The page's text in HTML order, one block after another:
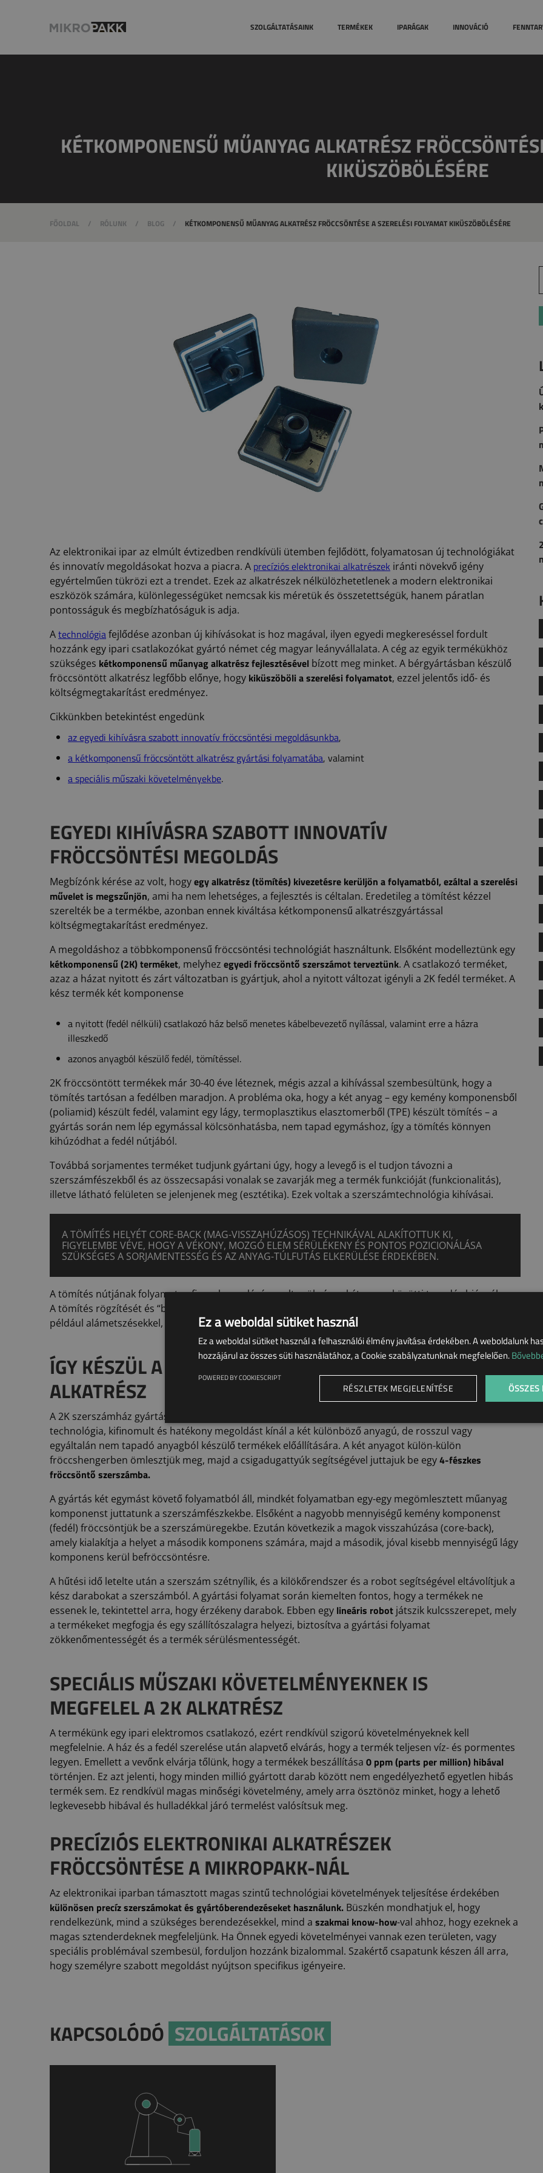
SZOLGÁLTATÁSAINK
TERMÉKEK
IPARÁGAK INNOVÁCIÓ
Díjaink
KÉTKOMPONENSŰ MŰANYAG ALKATRÉSZ
KIKÜSZÖBÖLÉSÉRE
FŐOLDAL / RÓLUNK / BLOG / KÉTKOMPONENSŰ MŰANYAG ALKATRÉSZ FRÖCCSÖNTÉSE A SZERELÉSI FOLYAMAT KIKÜSZÖBÖLÉSÉRE
Az elektronikai ipar az elmúlt évtizedben rendkívüli ütemben fejlődött, folyamatosan új technológiákat
és innovatív megoldásokat hozva a piacra. A precíziós elektronikai alkatrészek iránti növekvő igény
egyértelműen tükrözi ezt a trendet. Ezek az alkatrészek nélkülözhetetlenek a modern elektronikai
eszközök számára, különlegességüket nemcsak kis méretük és összetettségük, hanem páratlan
pontosságuk és megbízhatóságuk is adja.
Atechnológiafejlődése azonban új kihívásokat is hoz magával, ilyen egyedi megkereséssel fordult
hozzánk egy ipari csatlakozókat gyártó német cég magyar leányvállalata. A cég az egyik termékükhöz
szükséges kétkomponensű műanyag alkatrész fejlesztésével bízott meg minket. A bérgyártásban készülő
fröccsöntött alkatrész legfőbb előnye, hogy kiküszöböli a szerelési folyamatot, ezzel jelentős idő- és
költségmegtakarítást eredményez.
Cikkünkben betekintést engedünk
az egyedi kihívásra szabott innovatív fröccsöntési megoldásunkba,
a kétkomponensű fröccsöntött alkatrész gyártási folyamatába, valamint
a speciális műszaki követelményekbe.
EGYEDI KIHÍVÁSRA SZABOTT INNOVATÍV
FRÖCCSÖNTÉSI MEGOLDÁS
Megbízónk kérése az volt, hogyegy alkatrész (tömítés) kivezetésre kerüljön a folyamatból, ezáltal a szerelési
művelet is megszűnjön, ami ha nem lehetséges, a fejlesztés is céltalan. Eredetileg a tömítést kézzel
szerelték be a termékbe, azonban ennek kiváltása kétkomponensű alkatrészgyártással
költségmegtakarítást eredményez.
A megoldáshoz a többkomponensű fröccsöntési technológiát használtunk. Elsőként modelleztünk egy
kétkomponensű (2K) terméket, melyhez egyedi fröccsöntő szerszámot terveztünk. A csatlakozó terméket,
azaz a házat nyitott és zárt változatban is gyártjuk, ahol a nyitott változat igényli a 2K fedél terméket. A
kész termék két komponense
a nyitott (fedél nélküli) csatlakozó ház belső menetes kábelbevezető nyílással, valamint erre a házra
illeszkedő
azonos anyagból készülő fedél, tömítéssel.
2K fröccsöntött termékek már 30-40 éve léteznek, mégis azzal a kihívással szembesültünk, hogy a
tömítés tartósan a fedélben maradjon. A probléma oka, hogy a két anyag – egy kemény komponensből
(poliamid) készült fedél, valamint egy lágy, termoplasztikus elasztomerből (TPE) készült tömítés – a
gyártás során nem lép egymással kölcsönhatásba, nem tapad egymáshoz, így a tömítés könnyen
kihúzódhat a fedél nútjából.
Továbbá sorjamentes terméket tudjunk gyártani úgy, hogy a levegő is el tudjon távozni a
szerszámfészekből és az összecsapási vonalak se zavarják meg a termék funkcióját (funkcionalitás),
illetve látható felületen se jelenjenek meg (esztétika). Ezek voltak a szerszámtechnológia kihívásai.
A TÖMÍTÉS HELYÉT CORE-BACK (MAG-VISSZAHÚZÁSOS) TECHNIKÁVAL ALAKÍTOTTUK KI,
FIGYELEMBE VÉVE, HOGY A VÉKONY, MOZGÓ ELEM SÉRÜLÉKENY ÉS PONTOS POZICIONÁLÁSA
SZÜKSÉGES A SORJAMENTESSÉG ÉS AZ ANYAG-TÚLFUTÁS ELKERÜLÉSE ÉRDEKÉBEN.
A tömítés nútjának folyamatos finomhangolására volt szükség, a két anyag közötti tapadás hiányában.
A tömítés rögzítését és “bentmaradását” a nútban
például alámetszésekkel, vagy túlfolyókkal.
ÍGY KÉSZÜL A KÉTKOMPONENSŰ FRÖCCSÖNTÖTT
ALKATRÉSZ
A 2K szerszámház gyártásánál alkalmazott core-back megoldás, azaz a mag visszahúzásos
technológia, kifinomult és hatékony megoldást kínál a két különböző anyagú, de rosszul vagy
egyáltalán nem tapadó anyagból készülő termékek előállítására. A két anyagot külön-külön
fröccshengerben ömlesztjük meg, majd a csigadugattyúk segítségével juttajuk be egy4-fészkes
fröccsöntő szerszámba.
A gyártás két egymást követő folyamatból áll, mindkét folyamatban egy-egy megömlesztett műanyag
komponenst juttatunk a szerszámfészkekbe. Elsőként a nagyobb mennyiségű kemény komponenst
(fedél) fröccsöntjük be a szerszámüregekbe. Ezután következik a magok visszahúzása (core-back),
amely kialakítja a helyet a második komponens számára, majd a második, jóval kisebb mennyiségű lágy
komponens kerül befröccsöntésre.
A hűtési idő letelte után a szerszám szétnyílik, és a kilökőrendszer és a robot segítségével eltávolítjuk a
kész darabokat a szerszámból. A gyártási folyamat során kiemelten fontos, hogy a termékek ne
essenek le, tekintettel arra, hogy érzékeny darabok. Ebben egy lineáris robot játszik kulcsszerepet, mely
a termékeket megfogja és egy szállítószalagra helyezi, biztosítva a gyártási folyamat
zökkenőmentességét és a termék sérülésmentességét.
SPECIÁLIS MŰSZAKI KÖVETELMÉNYEKNEK IS
MEGFELEL A 2K ALKATRÉSZ
A termékünk egy ipari elektromos csatlakozó, ezért rendkívül szigorú követelményeknek kell
megfelelnie. A ház és a fedél szerelése után alapvető elvárás, hogy a termék teljesen víz- és pormentes
legyen. Emellett a vevőnk elvárja tőlünk, hogy a termékek beszállítása 0 ppm (parts per million) hibával
történjen. Ez azt jelenti, hogy minden millió gyártott darab között nem engedélyezhető egyetlen hibás
termék sem. Ez rendkívül magas minőségi követelmény, amely arra ösztönöz minket, hogy a lehető
legkevesebb hibával és hulladékkal járó termelést valósítsuk meg.
PRECÍZIÓS ELEKTRONIKAI ALKATRÉSZEK
FRÖCCSÖNTÉSE A MIKROPAKK-NÁL
Az elektronikai iparban támasztott magas szintű technológiai követelmények teljesítése érdekében
különösen precíz szerszámokat és gyártóberendezéseket használunk. Büszkén mondhatjuk el, hogy
rendelkezünk, mind a szükséges berendezésekkel, mind a szakmai know-how-val ahhoz, hogy ezeknek a
magas sztenderdeknek megfeleljünk. Ha Önnek egyedi követelményei vannak ezen területen, vagy
speciális problémával szembesül, forduljon hozzánk bizalommal. Szakértő csapatunk készen áll arra,
hogy személyre szabott megoldást nyújtson specifikus igényeire.
KAPCSOLÓDÓ SZOLGÁLTATÁSOK
Ez a weboldal sütiket használ
Ez a weboldal sütiket használ a felhasználói élmény javítása érdekében. A weboldalunk
hozzájárul az összes süti használatához, a Cookie szabályzatunknak megfelelően.
ÖSSZES
RÉSZLETEK MEGJELENÍTÉSE
POWERED BY COOKIESCRIPT